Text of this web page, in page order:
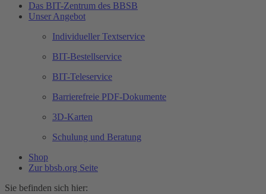
Das BIT-Zentrum des BBSB
Unser Angebot
Individueller Textservice
BIT-Bestellservice
BIT-Teleservice
Barrierefreie PDF-Dokumente
3D-Karten
Schulung und Beratung
Shop
Zur bbsb.org Seite
Sie befinden sich hier: